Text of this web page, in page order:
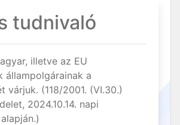
tudnivaló
illetve az EU
állampolgárainak a
várjuk. (118/2001. (VI.30.)
2024.10.14. napi